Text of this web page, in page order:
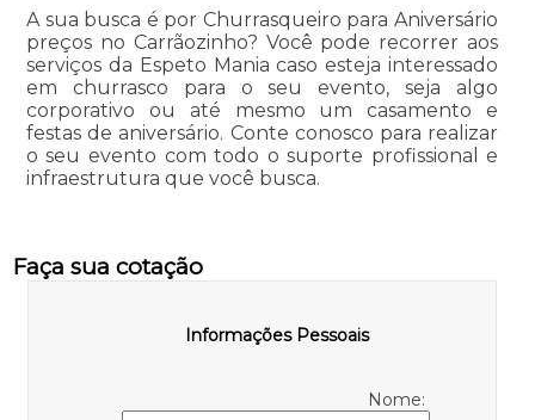
A sua busca é por Churrasqueiro para Aniversário
preços no Carrãozinho? Você pode recorrer aos
serviços da Espeto Mania caso esteja interessado
em churrasco para o seu evento, seja algo
corporativo ou até mesmo um casamento e
festas de aniversário. Conte conosco para realizar
o seu evento com todo o suporte profissional e
infraestrutura que você busca.
Faça sua cotação
Informações Pessoais
Nome: